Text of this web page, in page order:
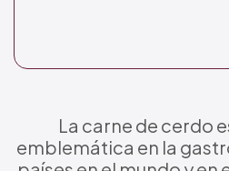
La carne de cerdo
emblemática en la